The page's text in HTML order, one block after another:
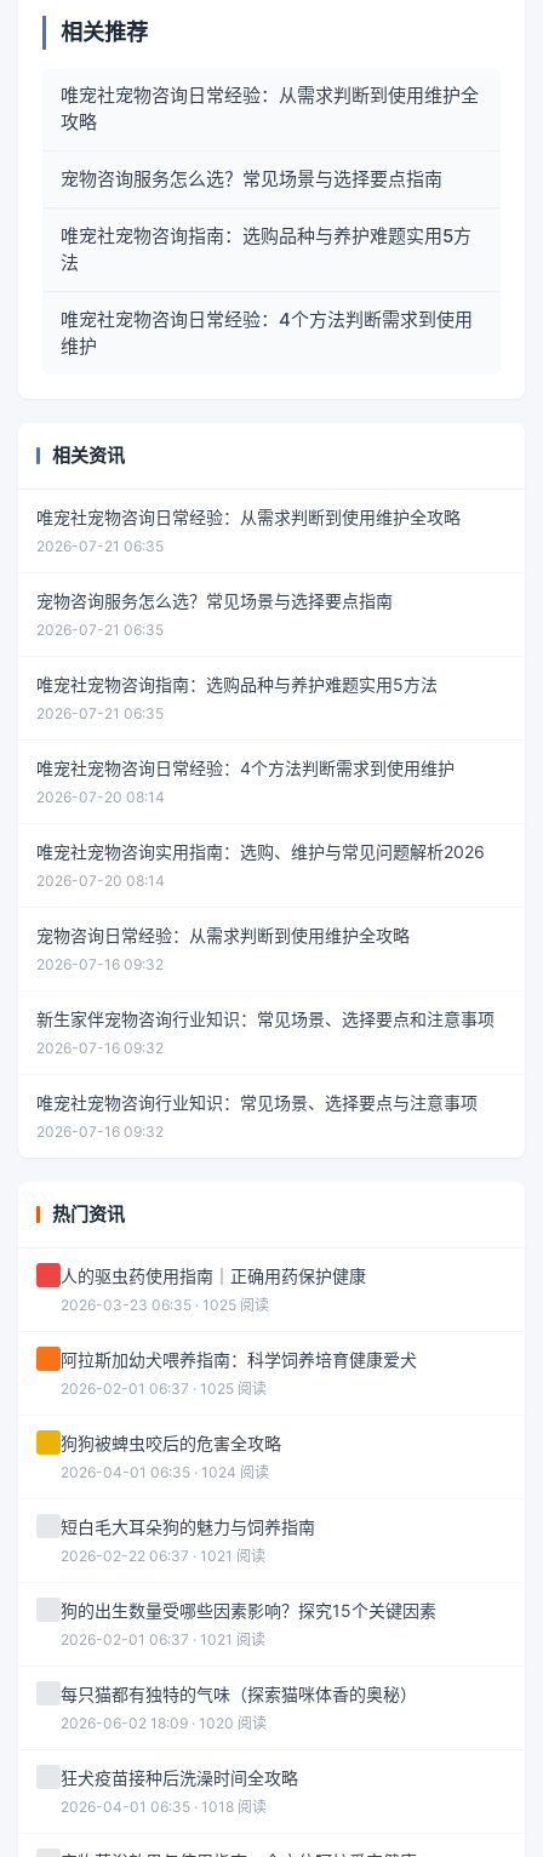
相关推荐
唯宠社宠物咨询日常经验：从需求判断到使用维护全
攻略
宠物咨询服务怎么选？常见场景与选择要点指南
唯宠社宠物咨询指南：选购品种与养护难题实用5方
法
唯宠社宠物咨询日常经验：4个方法判断需求到使用
维护
相关资讯
唯宠社宠物咨询日常经验：从需求判断到使用维护全攻略
2026-07-21 06:35
宠物咨询服务怎么选？常见场景与选择要点指南
2026-07-21 06:35
唯宠社宠物咨询指南：选购品种与养护难题实用5方法
2026-07-21 06:35
唯宠社宠物咨询日常经验：4个方法判断需求到使用维护
2026-07-20 08:14
唯宠社宠物咨询实用指南：选购、维护与常见问题解析2026
2026-07-20 08:14
宠物咨询日常经验：从需求判断到使用维护全攻略
2026-07-16 09:32
新生家伴宠物咨询行业知识：常见场景、选择要点和注意事项
2026-07-16 09:32
唯宠社宠物咨询行业知识：常见场景、选择要点与注意事项
2026-07-16 09:32
热门资讯
人的驱虫药使用指南｜正确用药保护健康
2026-03-23 06:35 · 1025 阅读
阿拉斯加幼犬喂养指南：科学饲养培育健康爱犬
2026-02-01 06:37 · 1025 阅读
狗狗被蜱虫咬后的危害全攻略
2026-04-01 06:35 · 1024 阅读
短白毛大耳朵狗的魅力与饲养指南
2026-02-22 06:37 · 1021 阅读
狗的出生数量受哪些因素影响？探究15个关键因素
2026-02-01 06:37 · 1021 阅读
每只猫都有独特的气味（探索猫咪体香的奥秘）
2026-06-02 18:09 · 1020 阅读
狂犬疫苗接种后洗澡时间全攻略
2026-04-01 06:35 · 1018 阅读